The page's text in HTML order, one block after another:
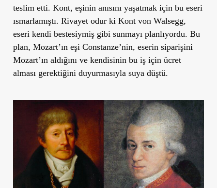
teslim etti. Kont, eşinin anısını yaşatmak için bu eseri
ısmarlamıştı. Rivayet odur ki Kont von Walsegg,
eseri kendi bestesiymiş gibi sunmayı planlıyordu. Bu
plan, Mozart’ın eşi Constanze’nin, eserin siparişini
Mozart’ın aldığını ve kendisinin bu iş için ücret
alması gerektiğini duyurmasıyla suya düştü.